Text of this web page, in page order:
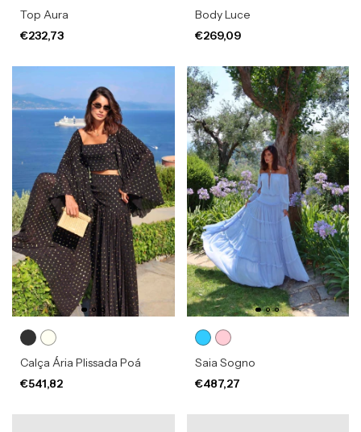
Top Aura
€232,73
Body Luce
€269,09
Calça Ária Plissada Poá
€541,82
Saia Sogno
€487,27